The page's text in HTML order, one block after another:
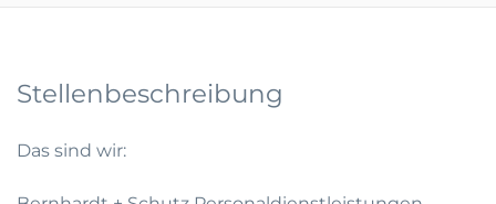
Stellenbeschreibung
Das sind wir: